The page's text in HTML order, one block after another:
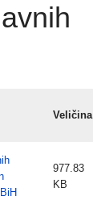
Veličina
977.83
KB